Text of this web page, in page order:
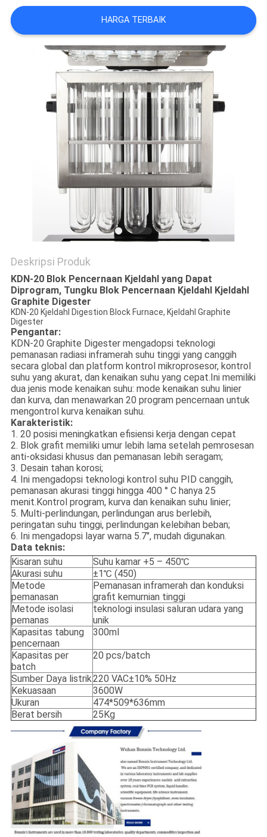
PRIVACY
POLICY
HARGA TERBAIK
Deskripsi Produk
KDN-20 Blok Pencernaan Kjeldahl yang Dapat
Diprogram, Tungku Blok Pencernaan Kjeldahl Kjeldahl
Graphite Digester
KDN-20 Kjeldahl Digestion Block Furnace, Kjeldahl Graphite
Digester
Pengantar:
KDN-20 Graphite Digester mengadopsi teknologi
pemanasan radiasi inframerah suhu tinggi yang canggih
secara global dan platform kontrol mikroprosesor, kontrol
suhu yang akurat, dan kenaikan suhu yang cepat.Ini memiliki
dua jenis mode kenaikan suhu: mode kenaikan suhu linier
dan kurva, dan menawarkan 20 program pencernaan untuk
mengontrol kurva kenaikan suhu.
Karakteristik:
1. 20 posisi meningkatkan efisiensi kerja dengan cepat
2. Blok grafit memiliki umur lebih lama setelah pemrosesan
anti-oksidasi khusus dan pemanasan lebih seragam;
3. Desain tahan korosi;
4. Ini mengadopsi teknologi kontrol suhu PID canggih,
pemanasan akurasi tinggi hingga 400 ° C hanya 25
menit.Kontrol program, kurva dan kenaikan suhu linier;
5. Multi-perlindungan, perlindungan arus berlebih,
peringatan suhu tinggi, perlindungan kelebihan beban;
6. Ini mengadopsi layar warna 5.7", mudah digunakan.
Data teknis:
Kisaran suhu
Suhu kamar +5 – 450℃
Akurasi suhu
±1℃ (450)
Metode
pemanasan
Pemanasan inframerah dan konduksi
grafit kemurnian tinggi
Metode isolasi
pemanas
teknologi insulasi saluran udara yang
unik
Kapasitas tabung
pencernaan
300ml
Kapasitas per
batch
20 pcs/batch
Sumber Daya listrik220 VAC±10% 50Hz
Kekuasaan
3600W
Ukuran
474*509*636mm
Berat bersih
25Kg